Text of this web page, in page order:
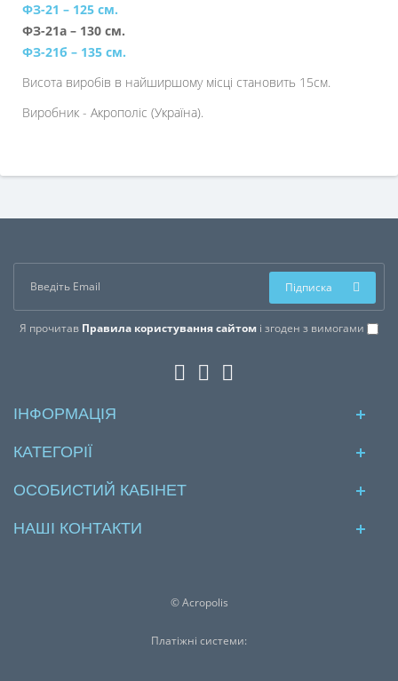
ФЗ-21 – 125 см.
ФЗ-21а – 130 см.
ФЗ-21б – 135 см.
Висота виробів в найширшому місці становить 15см.
Виробник - Акрополіс (Україна).
Я прочитав Правила користування сайтом і згоден з вимогами
Підписка
ІНФОРМАЦІЯ
КАТЕГОРІЇ
ОСОБИСТИЙ КАБІНЕТ
НАШІ КОНТАКТИ
© Acropolis
Платіжні системи: